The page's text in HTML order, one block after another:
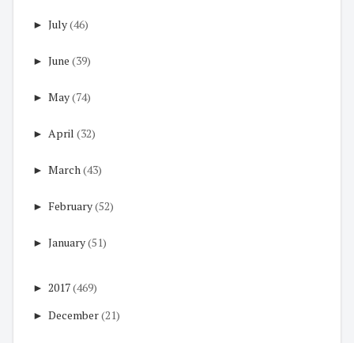
► July(46)
► June (39)
► May(74)
► April (32)
► March(43)
► February(52)
► January(51)
► 2017(469)
► December(21)